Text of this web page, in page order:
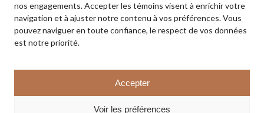
nos engagements. Accepter les témoins visent à enrichir votre
navigation et à ajuster notre contenu à vos préférences. Vous
pouvez naviguer en toute confiance, le respect de vos données
est notre priorité.
Accepter
Voir les préférences
Sous-total: 0,00$
VOIR LE PANIER
Termes et conditions de vente
Retours et remboursements
Politique de confidentialité
© 2026 PLANÈTE CYCLE & SKI. Tous droits réservés.